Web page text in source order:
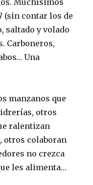
Muchísimos
(sin contar los de
saltado y volado
Carboneros,
Una
manzanos que
otros
ralentizan
otros colaboran
no crezca
les alimenta…